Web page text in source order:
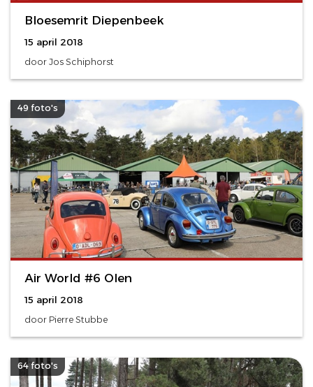
Bloesemrit Diepenbeek
15 april 2018
door Jos Schiphorst
49 foto's
Air World #6 Olen
15 april 2018
door Pierre Stubbe
64 foto's